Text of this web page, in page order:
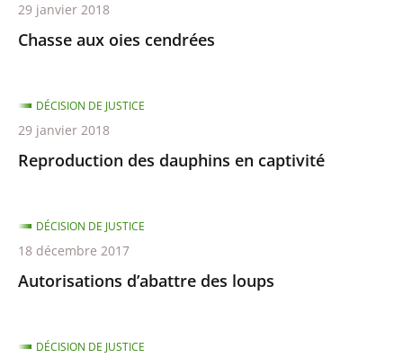
Chasse aux oies cendrées
29 janvier 2018
Reproduction des dauphins en captivité
DÉCISION DE JUSTICE
29 janvier 2018
Autorisations d’abattre des loups
DÉCISION DE JUSTICE
18 décembre 2017
DÉCISION DE JUSTICE